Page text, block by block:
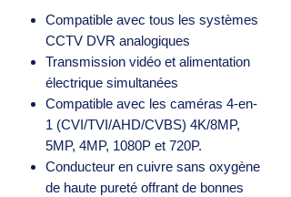
Compatible avec tous les systèmes
CCTV DVR analogiques
Transmission vidéo et alimentation
électrique simultanées
Compatible avec les caméras 4-en-
1 (CVI/TVI/AHD/CVBS) 4K/8MP,
5MP, 4MP, 1080P et 720P.
Conducteur en cuivre sans oxygène
de haute pureté offrant de bonnes